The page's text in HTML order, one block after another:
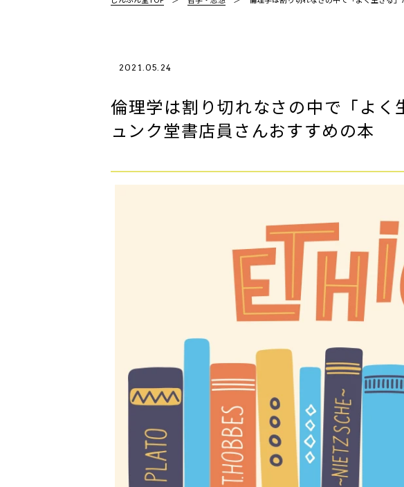
2021.05.24
倫理学は割り切れなさの中で「よ
ュンク堂書店員さんおすすめの本